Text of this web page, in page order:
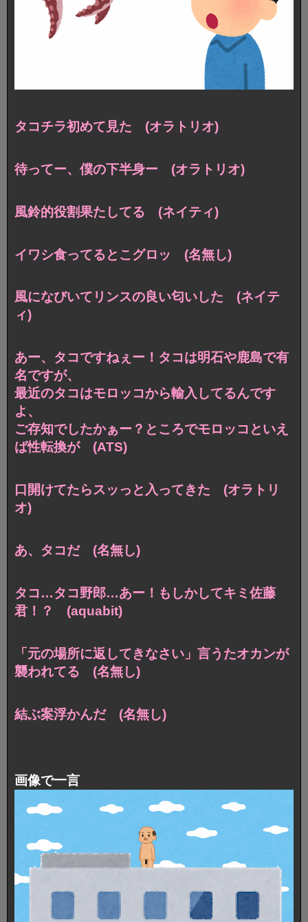
タコチラ初めて見た (オラトリオ)
待ってー、僕の下半身ー (オラトリオ)
風鈴的役割果たしてる (ネイティ)
イワシ食ってるとこグロッ (名無し)
風になびいてリンスの良い匂いした (ネイテ
ィ)
あー、タコですねぇー！タコは明石や鹿島で有
名ですが、
最近のタコはモロッコから輸入してるんです
よ、
ご存知でしたかぁー？ところでモロッコといえ
ば性転換が (ATS)
口開けてたらスッっと入ってきた (オラトリ
オ)
あ、タコだ (名無し)
タコ…タコ野郎…あー！もしかしてキミ佐藤
君！？ (aquabit)
「元の場所に返してきなさい」言うたオカンが
襲われてる (名無し)
結ぶ案浮かんだ (名無し)
画像で一言